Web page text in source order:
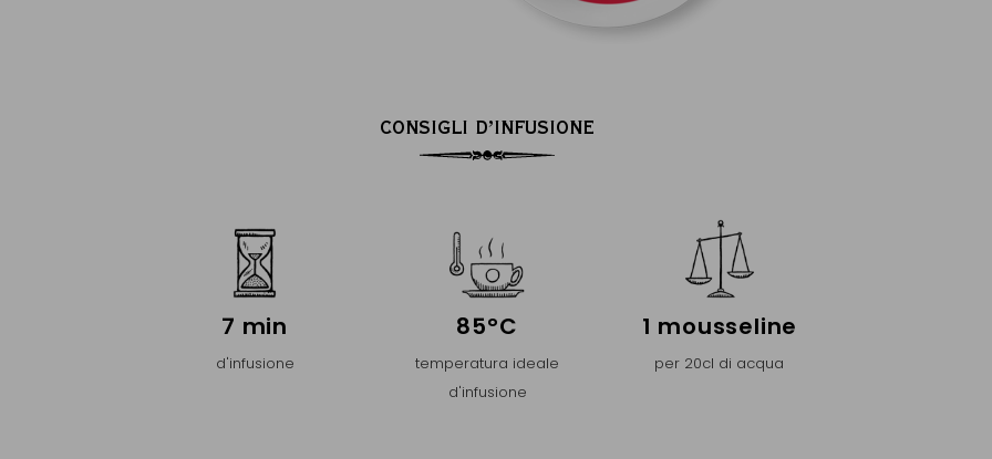
CONSIGLI D’INFUSIONE
7 min
d'infusione
85°C
temperatura ideale
d'infusione
1 mousseline
per 20cl di acqua